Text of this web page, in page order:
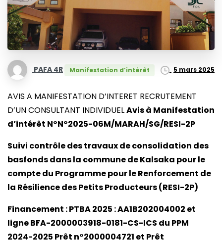
PAFA 4R Manifestation d’intérêt 5 mars 2025
AVIS A MANIFESTATION D’INTERET RECRUTEMENT
D’UN CONSULTANT INDIVIDUELAvis à Manifestation
d’intérêt N°N°2025-06M/MARAH/SG/RESI-2P
Suivi contrôle des travaux de consolidation des
basfonds dans la commune de Kalsaka pour le
compte du Programme pour le Renforcement de
la Résilience des Petits Producteurs (RESI-2P)
Financement : PTBA 2025 : AA1B202004002 et
ligne BFA-2000003918-0181-CS-ICS du PPM
2024-2025 Prêt n°2000004721 et Prêt